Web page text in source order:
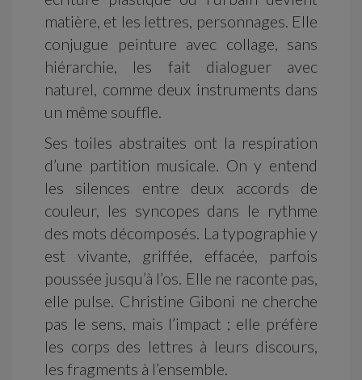
matière, et les lettres, personnages. Elle
conjugue peinture avec collage, sans
hiérarchie, les fait dialoguer avec
naturel, comme deux instruments dans
un même souffle.
Ses toiles abstraites ont la respiration
d’une partition musicale. On y entend
les silences entre deux accords de
couleur, les syncopes dans le rythme
des mots décomposés. La typographie y
est vivante, griffée, effacée, parfois
poussée jusqu’à l’os. Elle ne raconte pas,
elle pulse. Christine Giboni ne cherche
pas le sens, mais l’impact ; elle préfère
les corps des lettres à leurs discours,
les fragments à l’ensemble.